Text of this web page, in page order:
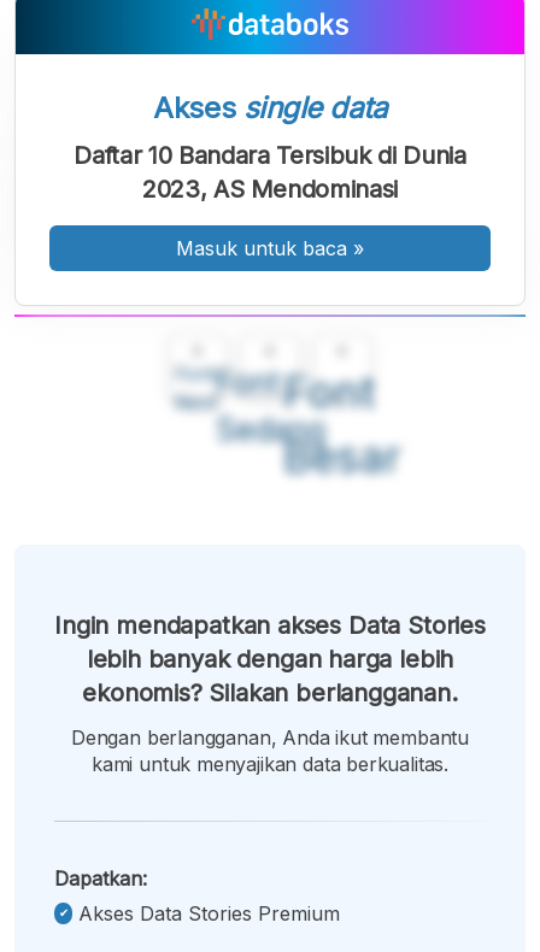
Font
Kecil
Font
Sedang
Font
Besar
Akses single data
Daftar 10 Bandara Tersibuk di Dunia
2023, AS Mendominasi
Masuk untuk baca »
Ingin mendapatkan akses Data Stories
lebih banyak dengan harga lebih
ekonomis? Silakan berlangganan.
Dengan berlangganan, Anda ikut membantu
kami untuk menyajikan data berkualitas.
Dapatkan:
Akses Data Stories Premium